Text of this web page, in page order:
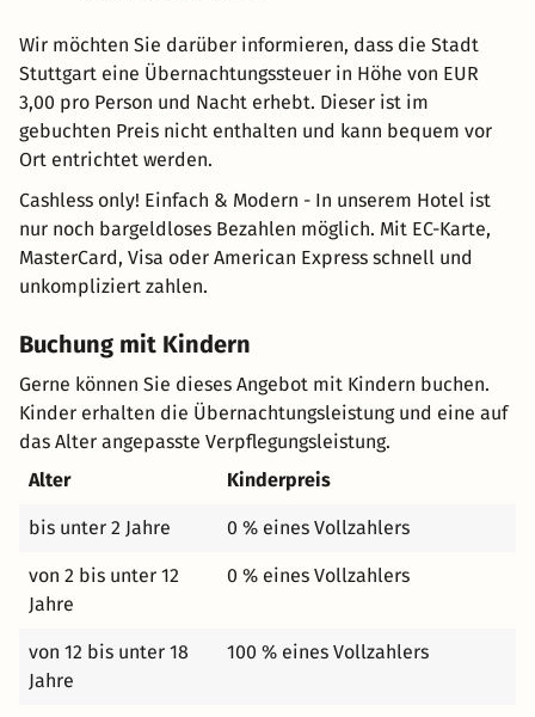
Wir möchten Sie darüber informieren, dass die Stadt
Stuttgart eine Übernachtungssteuer in Höhe von EUR
3,00 pro Person und Nacht erhebt. Dieser ist im
gebuchten Preis nicht enthalten und kann bequem vor
Ort entrichtet werden.
Cashless only! Einfach & Modern - In unserem Hotel ist
nur noch bargeldloses Bezahlen möglich. Mit EC-Karte,
MasterCard, Visa oder American Express schnell und
unkompliziert zahlen.
Buchung mit Kindern
Gerne können Sie dieses Angebot mit Kindern buchen.
Kinder erhalten die Übernachtungsleistung und eine auf
das Alter angepasste Verpflegungsleistung.
Alter
Kinderpreis
bis unter 2 Jahre 0 % eines Vollzahlers
von 2 bis unter 12
Jahre
0 % eines Vollzahlers
von 12 bis unter 18
Jahre
100 % eines Vollzahlers